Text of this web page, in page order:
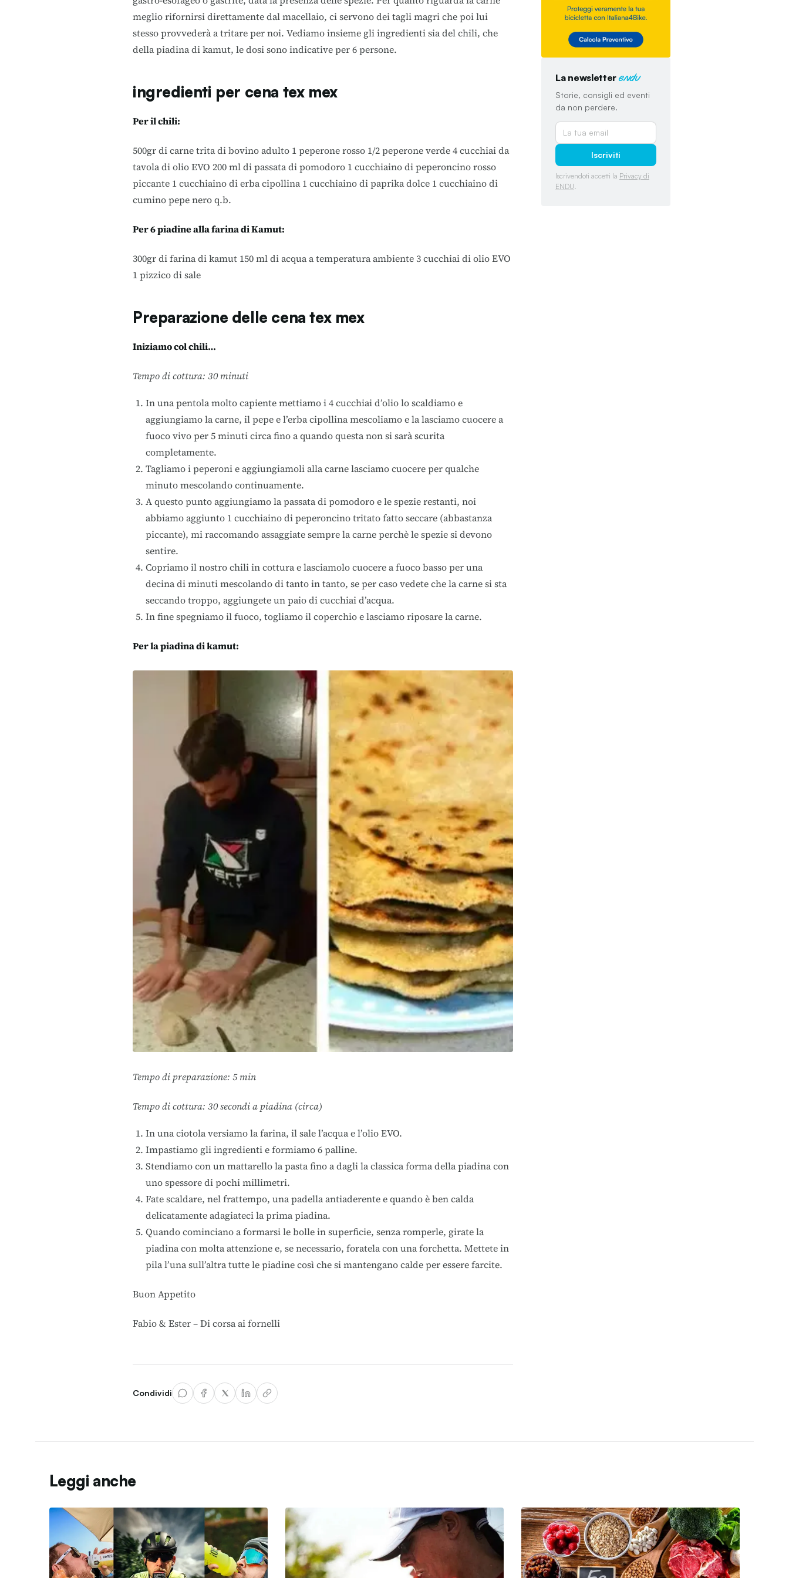
meglio rifornirsi direttamente dal macellaio, ci servono dei tagli magri che poi lui
stesso provvederà a tritare per noi. Vediamo insieme gli ingredienti sia del chili, che
della piadina di kamut, le dosi sono indicative per 6 persone.
ingredienti per cena tex mex
Per il chili:
500gr di carne trita di bovino adulto 1 peperone rosso 1/2 peperone verde 4 cucchiai da
tavola di olio EVO 200 ml di passata di pomodoro 1 cucchiaino di peperoncino rosso
piccante 1 cucchiaino di erba cipollina 1 cucchiaino di paprika dolce 1 cucchiaino di
cumino pepe nero q.b.
Per 6 piadine alla farina di Kamut:
300gr di farina di kamut 150 ml di acqua a temperatura ambiente 3 cucchiai di olio EVO
1 pizzico di sale
Preparazione delle cena tex mex
Iniziamo col chili…
Tempo di cottura: 30 minuti
In una pentola molto capiente mettiamo i 4 cucchiai d’olio lo scaldiamo e
aggiungiamo la carne, il pepe e l’erba cipollina mescoliamo e la lasciamo cuocere a
fuoco vivo per 5 minuti circa fino a quando questa non si sarà scurita
completamente.
Tagliamo i peperoni e aggiungiamoli alla carne lasciamo cuocere per qualche
minuto mescolando continuamente.
A questo punto aggiungiamo la passata di pomodoro e le spezie restanti, noi
abbiamo aggiunto 1 cucchiaino di peperoncino tritato fatto seccare (abbastanza
piccante), mi raccomando assaggiate sempre la carne perchè le spezie si devono
sentire.
Copriamo il nostro chili in cottura e lasciamolo cuocere a fuoco basso per una
decina di minuti mescolando di tanto in tanto, se per caso vedete che la carne si sta
seccando troppo, aggiungete un paio di cucchiai d’acqua.
In fine spegniamo il fuoco, togliamo il coperchio e lasciamo riposare la carne.
Per la piadina di kamut:
Tempo di preparazione: 5 min
Tempo di cottura: 30 secondi a piadina (circa)
In una ciotola versiamo la farina, il sale l’acqua e l’olio EVO.
Impastiamo gli ingredienti e formiamo 6 palline.
Stendiamo con un mattarello la pasta fino a dagli la classica forma della piadina con
uno spessore di pochi millimetri.
Fate scaldare, nel frattempo, una padella antiaderente e quando è ben calda
delicatamente adagiateci la prima piadina.
Quando cominciano a formarsi le bolle in superficie, senza romperle, girate la
piadina con molta attenzione e, se necessario, foratela con una forchetta. Mettete in
pila l’una sull’altra tutte le piadine così che si mantengano calde per essere farcite.
Buon Appetito
Fabio & Ester – Di corsa ai fornelli
La newsletter endu
Storie, consigli ed eventi
da non perdere.
Iscriviti
Iscrivendoti accetti la Privacy di
ENDU
Condividi
Leggi anche